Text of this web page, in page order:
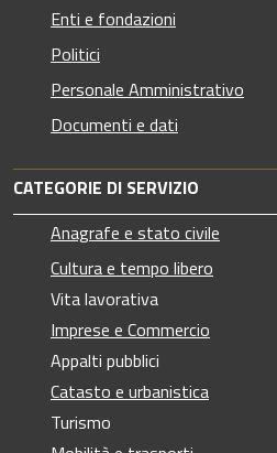
Enti e fondazioni
Politici
Personale Amministrativo
Documenti e dati
CATEGORIE DI SERVIZIO
Anagrafe e stato civile
Cultura e tempo libero
Vita lavorativa
Imprese e Commercio
Appalti pubblici
Catasto e urbanistica
Turismo